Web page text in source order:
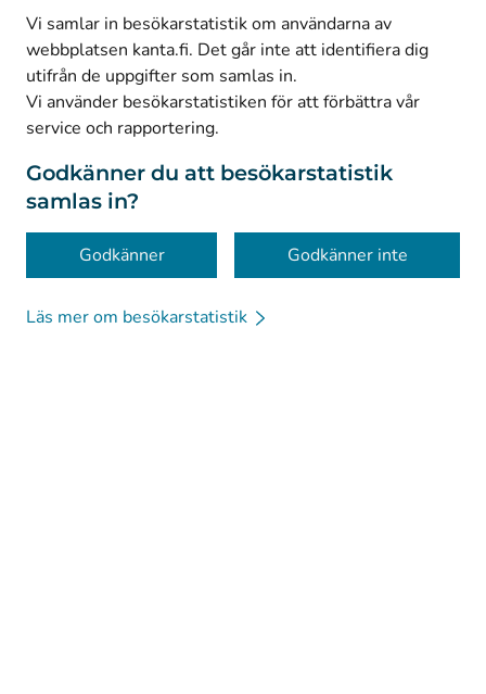
Vi samlar in besökarstatistik om användarna av
webbplatsen kanta.fi. Det går inte att identifiera dig
utifrån de uppgifter som samlas in.
Vi använder besökarstatistiken för att förbättra vår
service och rapportering.
Godkänner du att besökarstatistik
samlas in?
Godkänner Godkänner inte
Läs mer om besökarstatistik
Facebook
Avautuu uuteen välilehteen)
© Kanta-Palvelut, Kansaneläkelaitos
Dataskydd
Om webbplatsen
Tillgänglighet
Kakor